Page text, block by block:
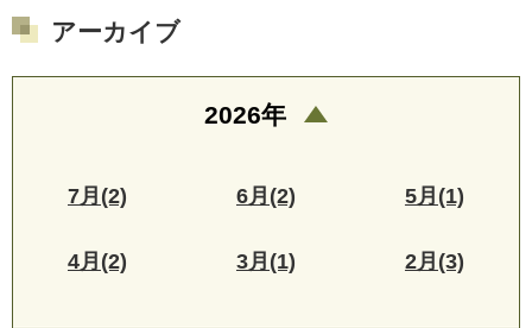
アーカイブ
2026年
7月(2) 6月(2) 5月(1)
4月(2) 3月(1) 2月(3)